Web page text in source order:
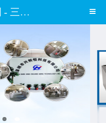
三辊闸案例 - 三辊闸案例 - 案例展示 - 深圳市兴创恒科技有限公司